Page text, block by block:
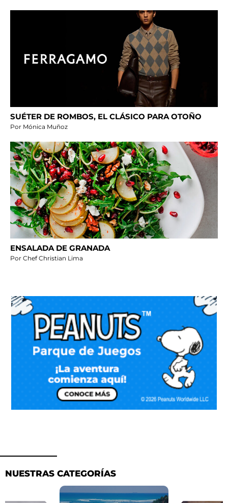
SUÉTER DE ROMBOS, EL CLÁSICO PARA OTOÑO
Por Mónica Muñoz
ENSALADA DE GRANADA
Por Chef Christian Lima
NUESTRAS CATEGORÍAS